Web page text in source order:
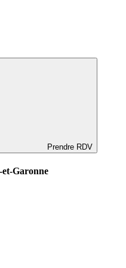
Prendre RDV
et-Garonne